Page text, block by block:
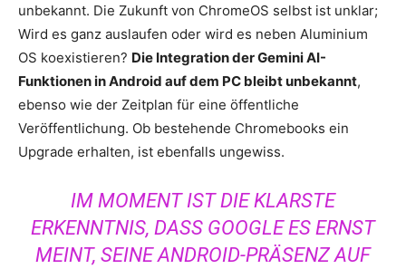
unbekannt. Die Zukunft von ChromeOS selbst ist unklar;
Wird es ganz auslaufen oder wird es neben Aluminium
OS koexistieren? Die Integration der Gemini AI-
Funktionen in Android auf dem PC bleibt unbekannt,
ebenso wie der Zeitplan für eine öffentliche
Veröffentlichung. Ob bestehende Chromebooks ein
Upgrade erhalten, ist ebenfalls ungewiss.
IM MOMENT IST DIE KLARSTE
ERKENNTNIS, DASS GOOGLE ES ERNST
MEINT, SEINE ANDROID-PRÄSENZ AUF